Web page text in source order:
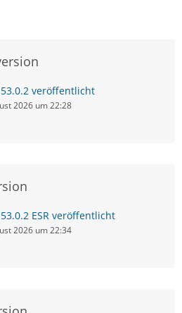
veröffentlicht
2026 um 22:28
ESR veröffentlicht
2026 um 22:34